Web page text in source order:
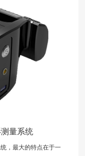
量系统
，最大的特点在于一